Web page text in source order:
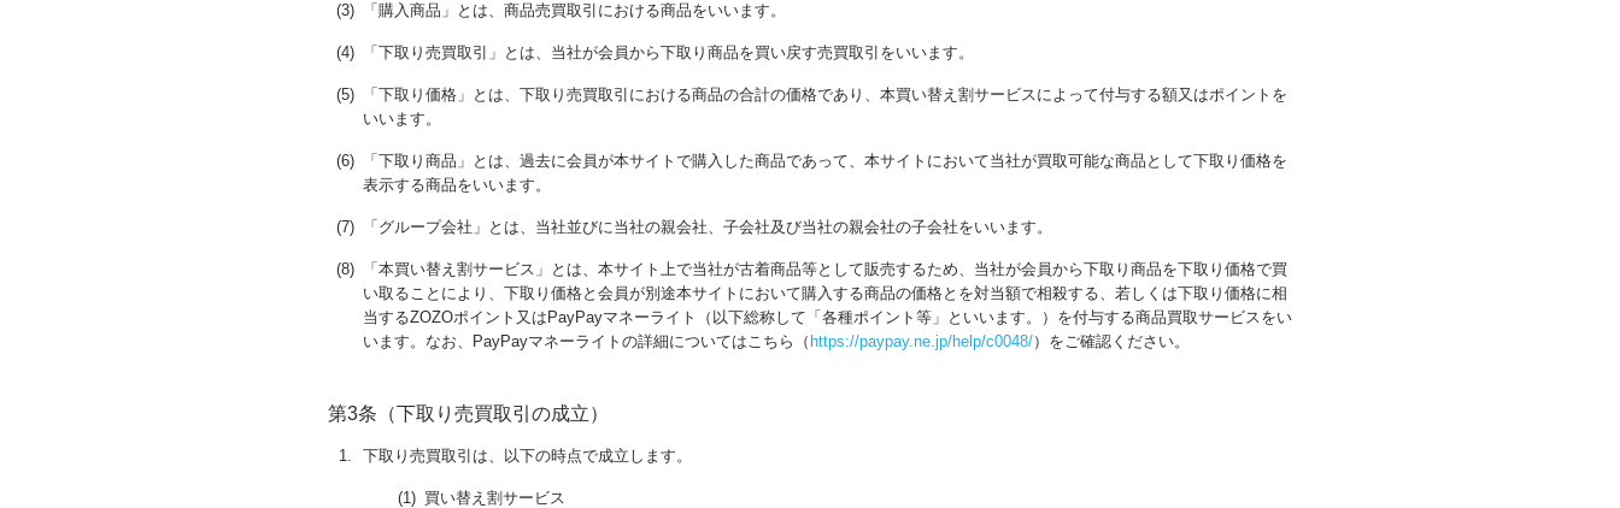
(3) 「購入商品」とは、商品売買取引における商品をいいます。
(4) 「下取り売買取引」とは、当社が会員から下取り商品を買い戻す売買取引をいいます。
(5)
「下取り価格」とは、下取り売買取引における商品の合計の価格であり、本買い替え割サービスによって付与する額又はポイントを
いいます。
(6)
「下取り商品」とは、過去に会員が本サイトで購入した商品であって、本サイトにおいて当社が買取可能な商品として下取り価格を
表示する商品をいいます。
(7) 「グループ会社」とは、当社並びに当社の親会社、子会社及び当社の親会社の子会社をいいます。
(8)
「本買い替え割サービス」とは、本サイト上で当社が古着商品等として販売するため、当社が会員から下取り商品を下取り価格で買
い取ることにより、下取り価格と会員が別途本サイトにおいて購入する商品の価格とを対当額で相殺する、若しくは下取り価格に相
当するZOZOポイント又はPayPayマネーライト（以下総称して「各種ポイント等」といいます。）を付与する商品買取サービスをい
います。なお、PayPayマネーライトの詳細についてはこちら（ https://paypay.ne.jp/help/c0048/）をご確認ください。
第3条（下取り売買取引の成立）
1. 下取り売買取引は、以下の時点で成立します。
(1) 買い替え割サービス